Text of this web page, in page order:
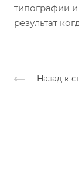
типографии
результат
Назад к